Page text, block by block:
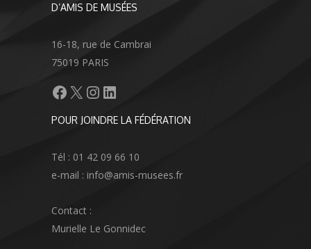
D’AMIS DE MUSÉES
16-18, rue de Cambrai
75019 PARIS
Facebook
X Instagram
LinkedIn
POUR JOINDRE LA FÉDÉRATION
Tél : 01 42 09 66 10
e-mail : info@amis-musees.fr
Contact :
Murielle Le Gonnidec